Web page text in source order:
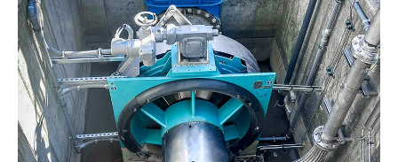
SDMEx
SDLEx
SDQEx
SEVEN - 2SA7
SEVEN HiMod - 2SA78